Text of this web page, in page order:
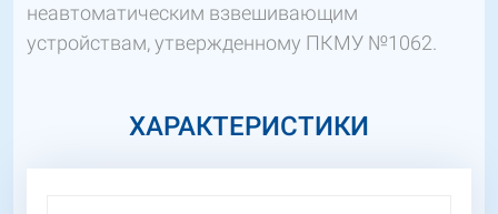
неавтоматическим взвешивающим
устройствам, утвержденному ПКМУ №1062.
ХАРАКТЕРИСТИКИ